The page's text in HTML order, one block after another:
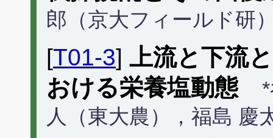
郎（京大フィールド研
[T01-3] 上流と下流
おける栄養塩動態
人（東大農），福島 慶